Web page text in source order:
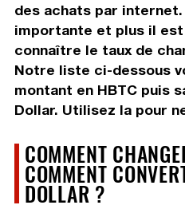
des achats par
importante et plus il
connaître le taux de
Notre liste ci-dessous
montant en HBTC puis
Dollar. Utilisez la pour
COMMENT
COMMENT
DOLLAR ?